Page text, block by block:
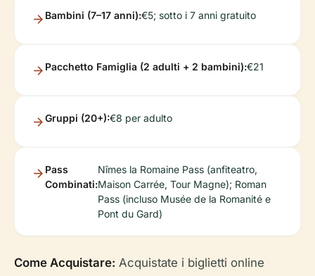
Bambini (7–17 anni):€5; sotto i 7 anni gratuito
Pacchetto Famiglia (2 adulti + 2 bambini):€21
Gruppi (20+):€8 per adulto
Pass
Combinati:
Nîmes la Romaine Pass (anfiteatro,
Maison Carrée, Tour Magne); Roman
Pass (incluso Musée de la Romanité e
Pont du Gard)
Come Acquistare: Acquistate i biglietti online